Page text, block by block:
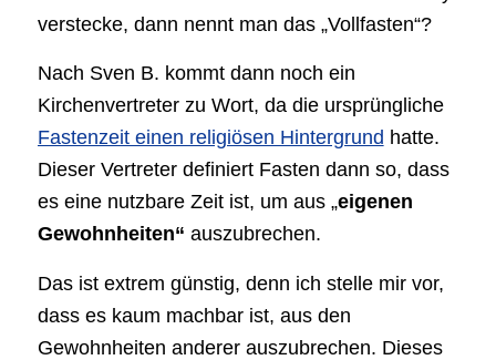
verstecke, dann nennt man das „Vollfasten“?
Nach Sven B. kommt dann noch ein
Kirchenvertreter zu Wort, da die ursprüngliche
Fastenzeit einen religiösen Hintergrund hatte.
Dieser Vertreter definiert Fasten dann so, dass
es eine nutzbare Zeit ist, um aus „eigenen
Gewohnheiten“ auszubrechen.
Das ist extrem günstig, denn ich stelle mir vor,
dass es kaum machbar ist, aus den
Gewohnheiten anderer auszubrechen. Dieses